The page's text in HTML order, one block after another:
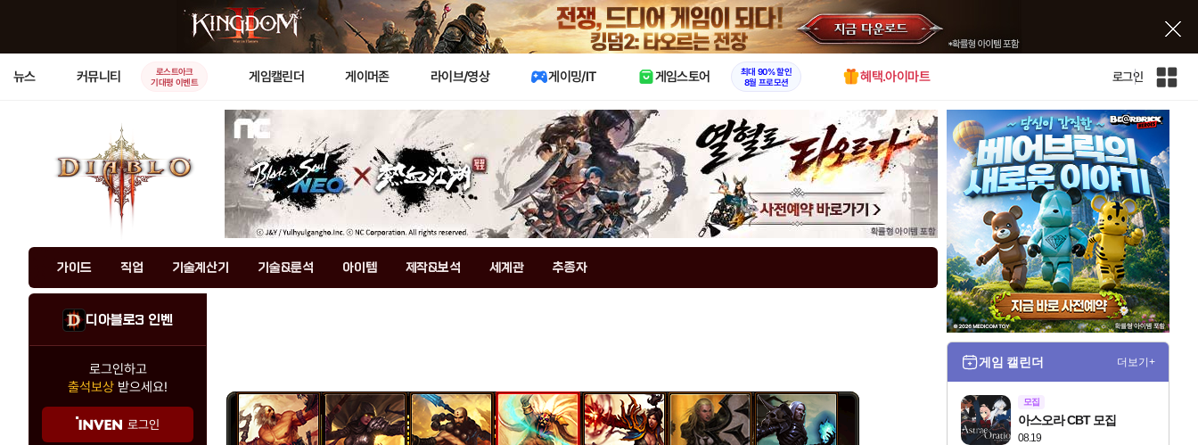
X
뉴스 커뮤니티
로스트아크
기대평 이벤트
게임캘린더 게이머존 라이브/영상 게이밍/IT 게임스토어
최대 90% 할인
8월 프로모션
혜택.아이마트 로그인
인
사
이
트
맵
가이드 직업 기술계산기 기술&룬석 아이템 제작&보석 세계관 추종자
디아블로3 인벤
로그인하고
출석보상 받으세요!
로그인
게임 캘린더 더보기+
모집
08.19
아스오라 CBT 모집